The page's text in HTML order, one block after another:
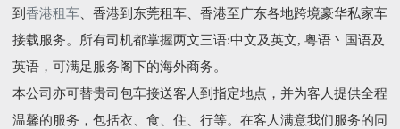
到 香港租车、香港到东莞租车、香港至广东各地跨境豪华私家车
接载服务。所有司机都掌握两文三语:中文及英文, 粤语丶国语及
英语，可满足服务阁下的海外商务。
本公司亦可替贵司包车接送客人到指定地点，并为客人提供全程
温馨的服务，包括衣、食、住、行等。在客人满意我们服务的同